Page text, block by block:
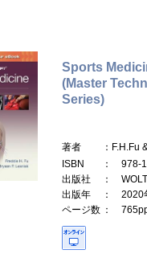
Sports
(Master
Series)
著者
：F.H.Fu
ISBN
： 978-
出版社
：
出版年
： 2020
ページ数 ：